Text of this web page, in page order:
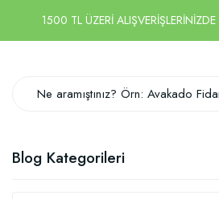
1500 TL ÜZERİ ALIŞVERİŞLERİNİZDE
Blog Kategorileri